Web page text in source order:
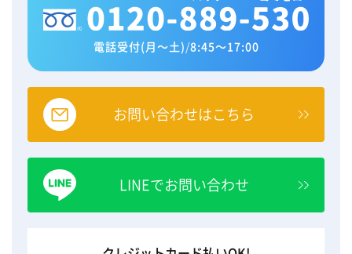
電話受付(月～土) /8:45～17:00
お問い合わせはこちら
LINEでお問い合わせ